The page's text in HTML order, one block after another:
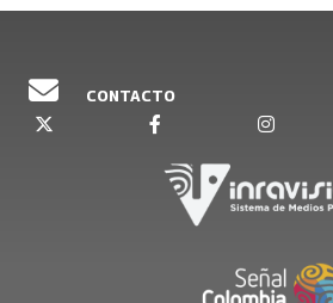
CONTACTO